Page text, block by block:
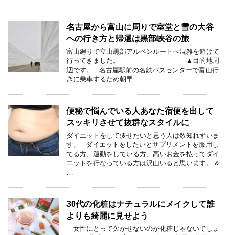
名古屋から富山に周りで室堂と雪の大谷
への行き方と帰還は黒部峡谷の旅
富山廻りで立山黒部アルペンルートへ混雑を避けて
行ってきました。 ▲目的地周
辺です。 名古屋駅前の名鉄バスセンターで富山行
きに乗車するため朝早 …
便秘で悩んでいる人あなた宿便を出して
スッキリさせて抜群なスタイルに
ダイエットをして痩せたいと思う人は数知れずいま
す。 ダイエットをしたいとサプリメントを服用し
てる方、運動をしている方、高いお金を払ってダイ
エットを行なっている方は沢山いると思います。 &
…
30代の化粧はナチュラルにメイクして誰
よりも綺麗に見せよう
女性にとって欠かせないのが化粧じゃないでしょ